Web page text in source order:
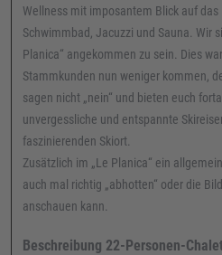
Wellness mit imposantem Blick auf
Schwimmbad, Jacuzzi und Sauna. Wir
Planica“ angekommen zu sein. Dies
Stammkunden nun weniger kommen,
sagen nicht „nein“ und bieten euch
unvergessliche und entspannte
faszinierenden Skiort.
Zusätzlich im „Le Planica“ ein
auch mal richtig „abhotten“ oder die
anschauen kann.
Beschreibung 22-Personen-